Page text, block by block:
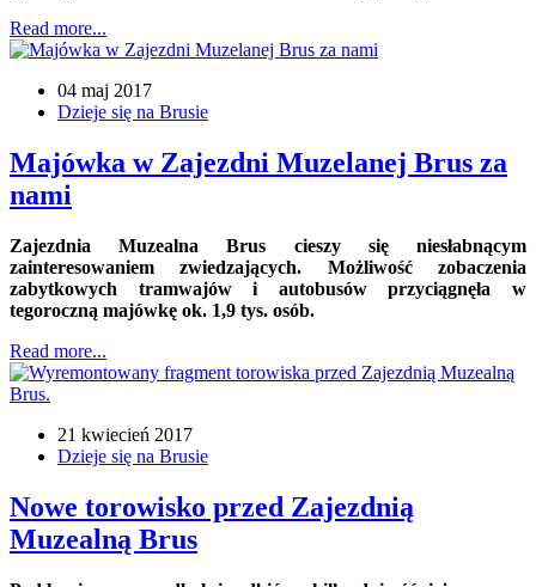
Read more...
04 maj 2017
Dzieje się na Brusie
Majówka w Zajezdni Muzelanej Brus za
nami
Zajezdnia Muzealna Brus cieszy się niesłabnącym
zainteresowaniem zwiedzających. Możliwość zobaczenia
zabytkowych tramwajów i autobusów przyciągnęła w
tegoroczną majówkę ok. 1,9 tys. osób.
Read more...
21 kwiecień 2017
Dzieje się na Brusie
Nowe torowisko przed Zajezdnią
Muzealną Brus